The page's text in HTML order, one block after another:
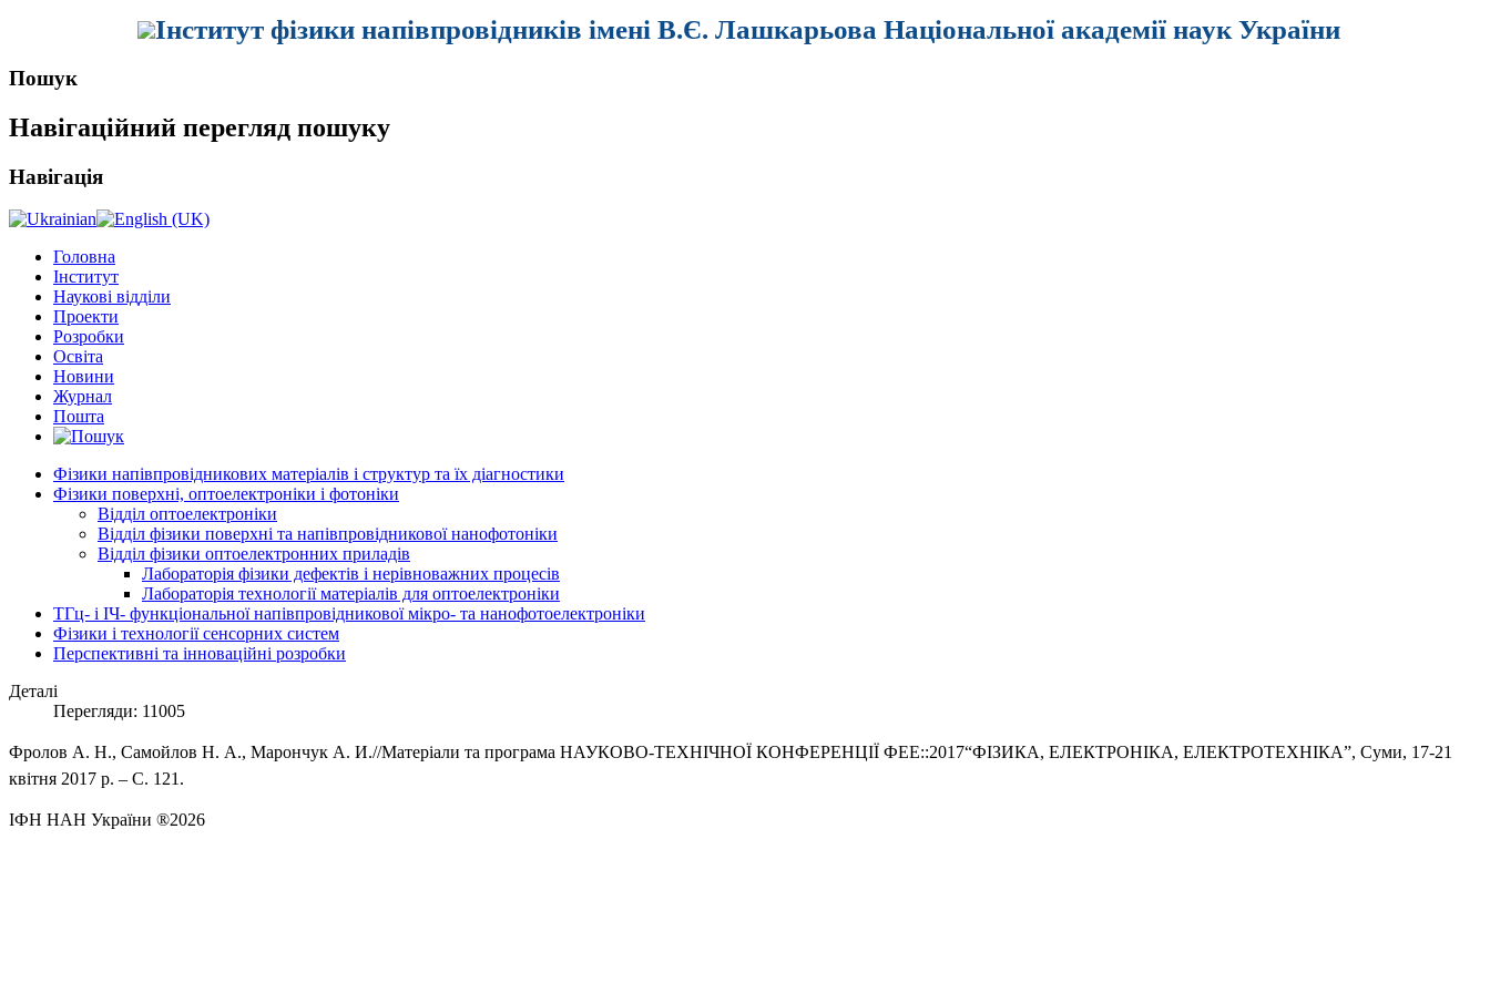
Інститут фізики напівпровідників імені В.Є. Лашкарьова Національної академії наук України
Пошук
Навігаційний перегляд пошуку
Навігація
Головна
Інститут
Наукові відділи
Проекти
Розробки
Освіта
Новини
Журнал
Пошта
Фізики напівпровідникових матеріалів і структур та їх діагностики
Фізики поверхні, оптоелектроніки і фотоніки
Відділ оптоелектроніки
Відділ фізики поверхні та напівпровідникової нанофотоніки
Відділ фізики оптоелектронних приладів
Лабораторія фізики дефектів і нерівноважних процесів
Лабораторія технології матеріалів для оптоелектроніки
ТГц- і ІЧ- функціональної напівпровідникової мікро- та нанофотоелектроніки
Фізики і технології сенсорних систем
Перспективні та інноваційні розробки
Деталі
Перегляди: 11005
Фролов А. Н., Самойлов Н. А., Марончук А. И.//Матеріали та програма НАУКОВО-ТЕХНІЧНОЇ КОНФЕРЕНЦІЇ ФЕЕ::201 7“ФІЗИКА, ЕЛЕКТРОНІКА, ЕЛЕКТРОТЕХНІКА”, Суми, 1 7-21
квітня 2017 р. – С. 121 .
ІФН НАН України ®2026